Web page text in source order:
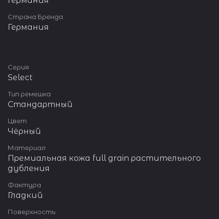
Пряжка изготовлена из
широким язычком.
Страна Бренда
Германия
Серия
Select
Тип ремешка
Стандартный
Цвет
Чёрный
Материал
Премиальная кожа full grain растительного
дубления
Фактура
Гладкий
Поверхность